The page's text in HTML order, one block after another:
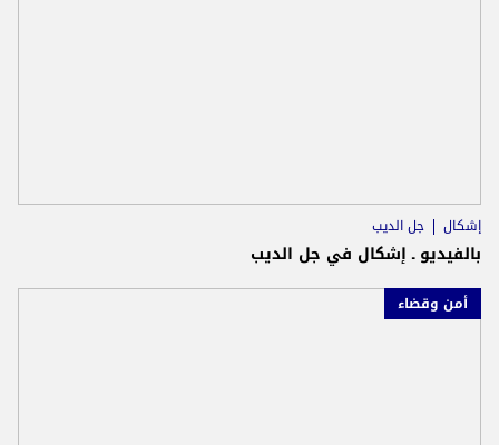
إشكال جل الديب
بالفيديو ـ إشكال في جل الديب
أمن وقضاء